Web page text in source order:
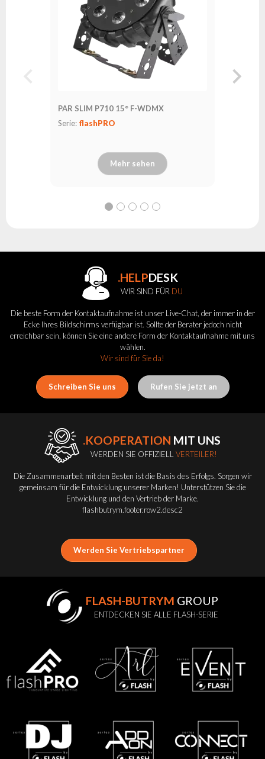
PAR SLIM P710 15° F-WDMX
Serie: flashPRO
Mehr sehen
.HELPDESK
WIR SIND FÜR DU
Die beste Form der Kontaktaufnahme ist unser Live-Chat, der immer in der
Ecke Ihres Bildschirms verfügbar ist. Sollte der Berater jedoch nicht
erreichbar sein, können Sie eine andere Form der Kontaktaufnahme mit uns
wählen.
Wir sind für Sie da!
Schreiben Sie uns Rufen Sie jetzt an
.KOOPERATION MIT UNS
WERDEN SIE OFFIZIELLVERTEILER!
Die Zusammenarbeit mit den Besten ist die Basis des Erfolgs. Sorgen wir
gemeinsam für die Entwicklung unserer Marken! Unterstützen Sie die
Entwicklung und den Vertrieb der Marke.
flashbutrym.footer.row2.desc2
Werden Sie Vertriebspartner
FLASH-BUTRYM GROUP
ENTDECKEN SIE ALLE FLASH-SERIE